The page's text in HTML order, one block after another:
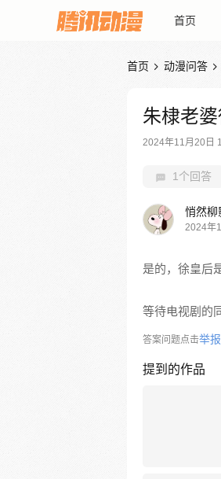
首页
首页  动漫问答 
朱棣老
2024年11月20日
1个回答
悄然柳
2024年
是的，徐皇后
等待电视剧的
答案问题点击举
提到的作品